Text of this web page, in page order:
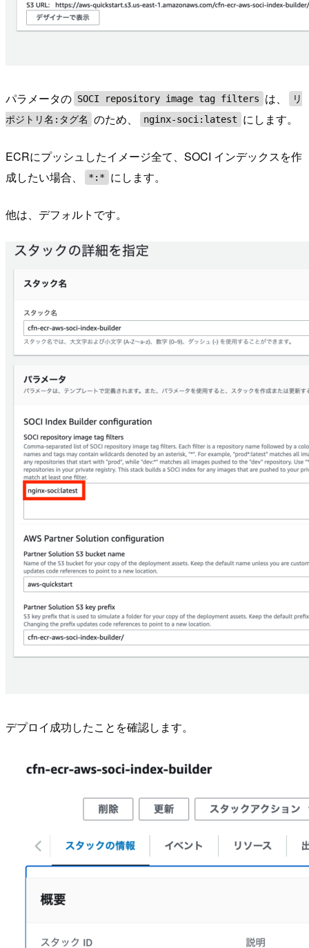
パラメータの SOCI repository image tag filters は、
リ
ポジトリ名:タグ名
のため、 nginx-soci:latest にします。
ECRにプッシュしたイメージ全て、SOCI インデックスを作
成したい場合、
*:* にします。
他は、デフォルトです。
デプロイ成功したことを確認します。